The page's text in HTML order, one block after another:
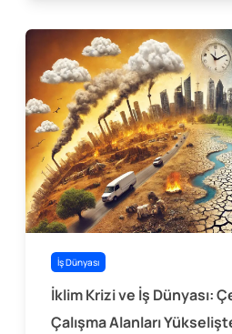
İş Dünyası
İklim Krizi ve İş Dünyası:
Çalışma Alanları